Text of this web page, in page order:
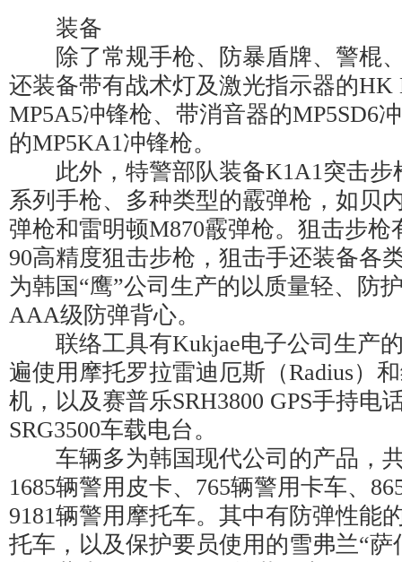
装备
除了常规手枪、防暴盾牌、警棍、
还装备带有战术灯及激光指示器的HK
MP5A5冲锋枪、带消音器的MP5SD6
的MP5KA1冲锋枪。
此外，特警部队装备K1A1突击步
系列手枪、多种类型的霰弹枪，如贝
弹枪和雷明顿M870霰弹枪。狙击步枪
90高精度狙击步枪，狙击手还装备各
为韩国“鹰”公司生产的以质量轻、防
AAA级防弹背心。
联络工具有Kukjae电子公司生产
遍使用摩托罗拉雷迪厄斯（Radius）
机，以及赛普乐SRH3800 GPS手持电
SRG3500车载电台。
车辆多为韩国现代公司的产品，共
1685辆警用皮卡、765辆警用卡车、
9181辆警用摩托车。其中有防弹性能
托车，以及保护要员使用的雪弗兰“萨